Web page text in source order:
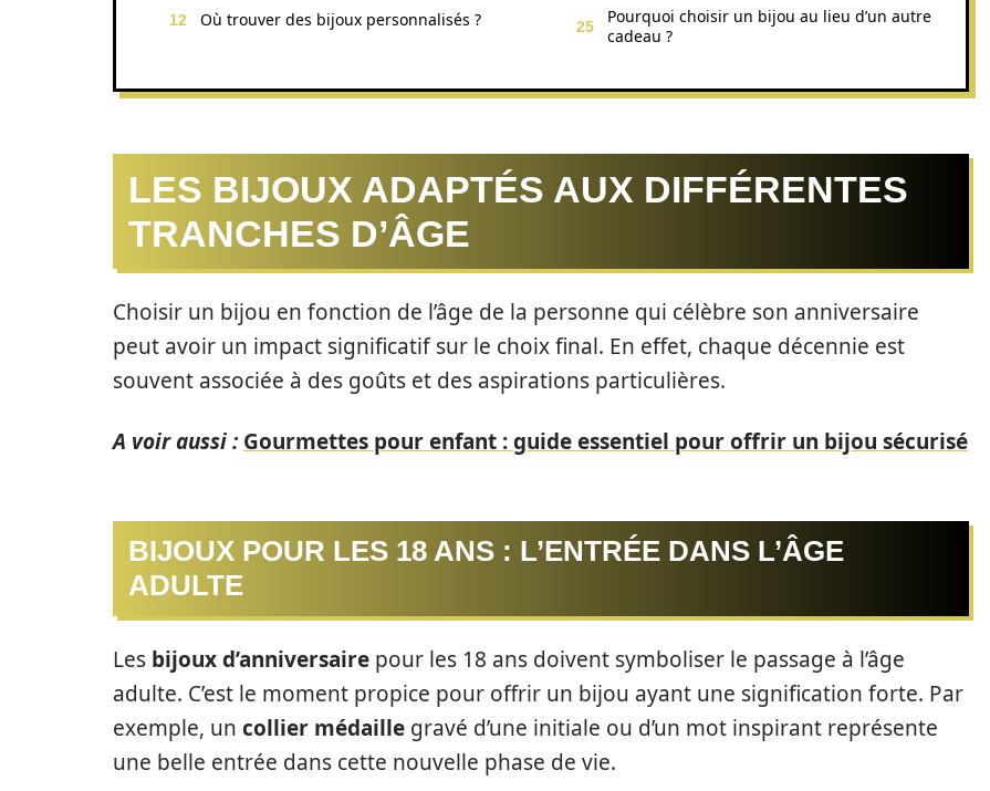
Où trouver des bijoux personnalisés ?
Pourquoi choisir un bijou au lieu d’un autre
cadeau ?
LES BIJOUX ADAPTÉS AUX DIFFÉRENTES
TRANCHES D’ÂGE
Choisir un bijou en fonction de l’âge de la personne qui célèbre son anniversaire
peut avoir un impact significatif sur le choix final. En effet, chaque décennie est
souvent associée à des goûts et des aspirations particulières.
A voir aussi : Gourmettes pour enfant : guide essentiel pour offrir un bijou sécurisé
BIJOUX POUR LES 18 ANS : L’ENTRÉE DANS L’ÂGE
ADULTE
Les bijoux d’anniversaire pour les 18 ans doivent symboliser le passage à l’âge
adulte. C’est le moment propice pour offrir un bijou ayant une signification forte. Par
exemple, un collier médaille gravé d’une initiale ou d’un mot inspirant représente
une belle entrée dans cette nouvelle phase de vie.